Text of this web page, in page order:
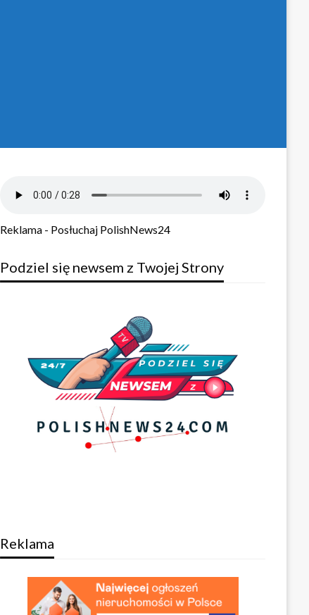
Reklama - Posłuchaj PolishNews24
Podziel się newsem z Twojej Strony
Reklama